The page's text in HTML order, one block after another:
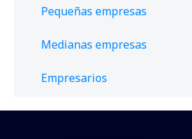
Pequeñas empresas
Medianas empresas
Empresarios